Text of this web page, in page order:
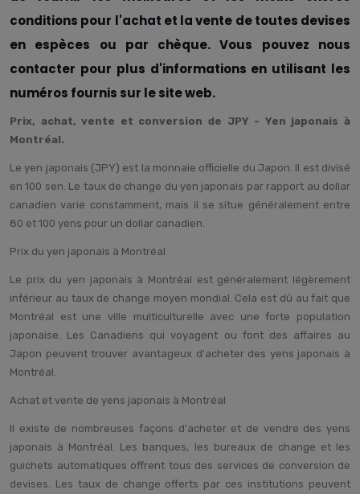
conditions pour l'achat et la vente de toutes devises
en espèces ou par chèque. Vous pouvez nous
contacter pour plus d'informations en utilisant les
numéros fournis sur le site web.
Prix, achat, vente et conversion de JPY - Yen japonais à
Montréal.
Le yen japonais (JPY) est la monnaie officielle du Japon. Il est divisé
en 100 sen. Le taux de change du yen japonais par rapport au dollar
canadien varie constamment, mais il se situe généralement entre
80 et 100 yens pour un dollar canadien.
Prix du yen japonais à Montréal
Le prix du yen japonais à Montréal est généralement légèrement
inférieur au taux de change moyen mondial. Cela est dû au fait que
Montréal est une ville multiculturelle avec une forte population
japonaise. Les Canadiens qui voyagent ou font des affaires au
Japon peuvent trouver avantageux d'acheter des yens japonais à
Montréal.
Achat et vente de yens japonais à Montréal
Il existe de nombreuses façons d'acheter et de vendre des yens
japonais à Montréal. Les banques, les bureaux de change et les
guichets automatiques offrent tous des services de conversion de
devises. Les taux de change offerts par ces institutions peuvent